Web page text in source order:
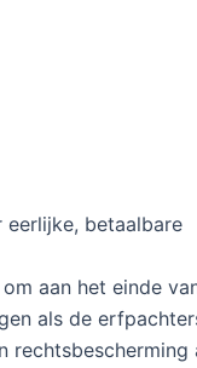
betaalbare
aan het einde
als de
rechtsbescherming